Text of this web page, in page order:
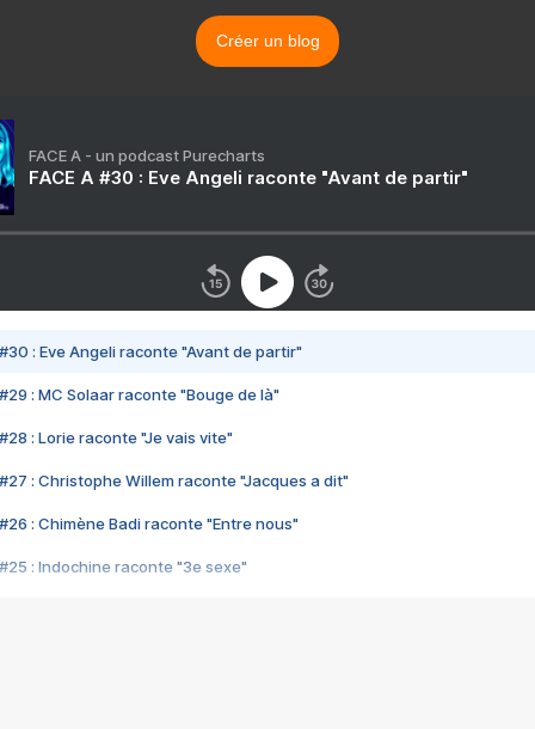
Créer un blog
FACE A - un podcast Purecharts
FACE A #30 : Eve Angeli raconte "Avant de partir"
#30 : Eve Angeli raconte "Avant de partir"
#29 : MC Solaar raconte "Bouge de là"
#28 : Lorie raconte "Je vais vite"
#27 : Christophe Willem raconte "Jacques a dit"
#26 : Chimène Badi raconte "Entre nous"
#25 : Indochine raconte "3e sexe"